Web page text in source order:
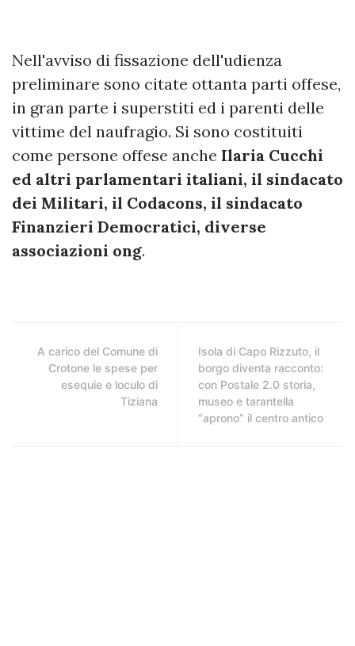
Nell'avviso di fissazione dell'udienza
preliminare sono citate ottanta parti offese,
in gran parte i superstiti ed i parenti delle
vittime del naufragio. Si sono costituiti
come persone offese anche Ilaria Cucchi
ed altri parlamentari italiani, il sindacato
dei Militari, il Codacons, il sindacato
Finanzieri Democratici, diverse
associazioni ong.
A carico del Comune di
Crotone le spese per
esequie e loculo di
Tiziana
Isola di Capo Rizzuto, il
borgo diventa racconto:
con Postale 2.0 storia,
museo e tarantella
“aprono” il centro antico